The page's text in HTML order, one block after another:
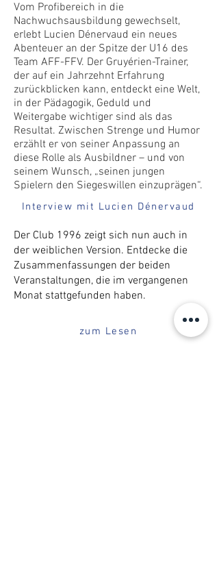
Vom Profibereich in die
Nachwuchsausbildung gewechselt,
erlebt Lucien Dénervaud ein neues
Abenteuer an der Spitze der U16 des
Team AFF-FFV. Der Gruyérien-Trainer,
der auf ein Jahrzehnt Erfahrung
zurückblicken kann, entdeckt eine Welt,
in der Pädagogik, Geduld und
Weitergabe wichtiger sind als das
Resultat. Zwischen Strenge und Humor
erzählt er von seiner Anpassung an
diese Rolle als Ausbildner – und von
seinem Wunsch, „seinen jungen
Spielern den Siegeswillen einzuprägen“.
Interview mit Lucien Dénervaud
Der Club 1996 zeigt sich nun auch in
der weiblichen Version. Entdecke die
Zusammenfassungen der beiden
Veranstaltungen, die im vergangenen
Monat stattgefunden haben.
zum Lesen